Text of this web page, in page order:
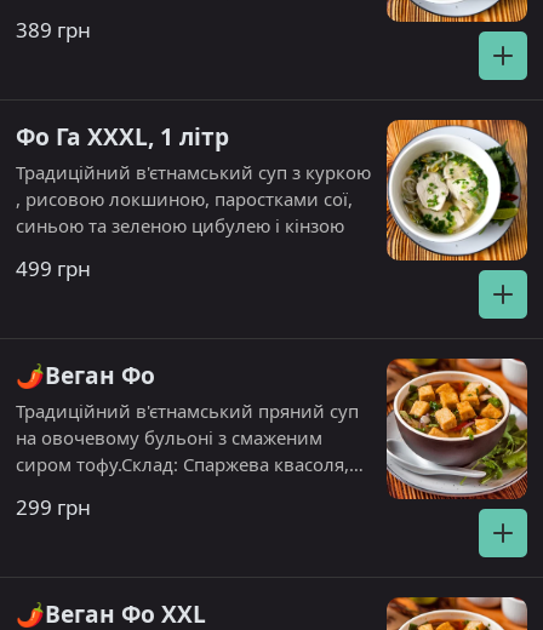
389 грн
Фо Га XXXL, 1 літр
Традиційний в'єтнамський суп з куркою
, рисовою локшиною, паростками сої,
синьою та зеленою цибулею і кінзою
499 грн
🌶️Веган Фо
Традиційний в'єтнамський пряний суп
на овочевому бульоні з смаженим
сиром тофу.Склад: Спаржева квасоля,
шампіньон, перець солодкий, паростки
299 грн
🌶️Веган Фо XXL